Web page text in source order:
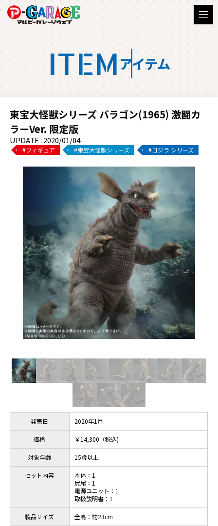
ITEM アイテム
東宝大怪獣シリーズ バラゴン(1965) 激闘カ
ラーVer. 限定版
UPDATE : 2020/01/04
フィギュア 東宝大怪獣シリーズ ゴジラ シリーズ
発売日 2020年1月
価格 ￥14,300（税込)
対象年齢 15歳以上
セット内容
本体：1
尻尾：1
電源ユニット：1
取扱説明書：1
製品サイズ 全高：約23cm